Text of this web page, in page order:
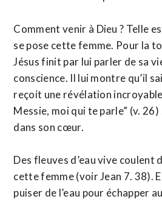
Comment venir à Dieu ? Telle
se pose cette femme. Pour la
Jésus finit par lui parler de sa
conscience. Il lui montre qu’il
reçoit une révélation incroyable
Messie, moi qui te parle” (v.
dans son cœur.
Des fleuves d’eau vive coulent
cette femme (voir Jean 7. 38).
puiser de l’eau pour échapper